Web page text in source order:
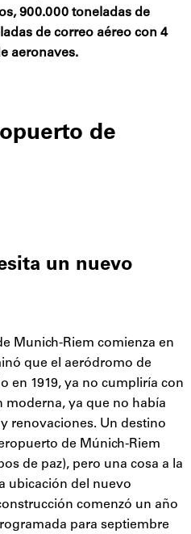
900.000 toneladas de
de correo aéreo con 4
aeronaves.
de
un nuevo
Munich-Riem comienza en
que el aeródromo de
en 1919, ya no cumpliría con
moderna, ya que no había
renovaciones. Un destino
de Múnich-Riem
de paz), pero una cosa a la
ubicación del nuevo
comenzó un año
para septiembre